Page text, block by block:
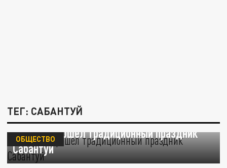
ТЕГ: САБАНТУЙ
В Перми прошел традиционный праздник
Сабантуй
ОБЩЕСТВО